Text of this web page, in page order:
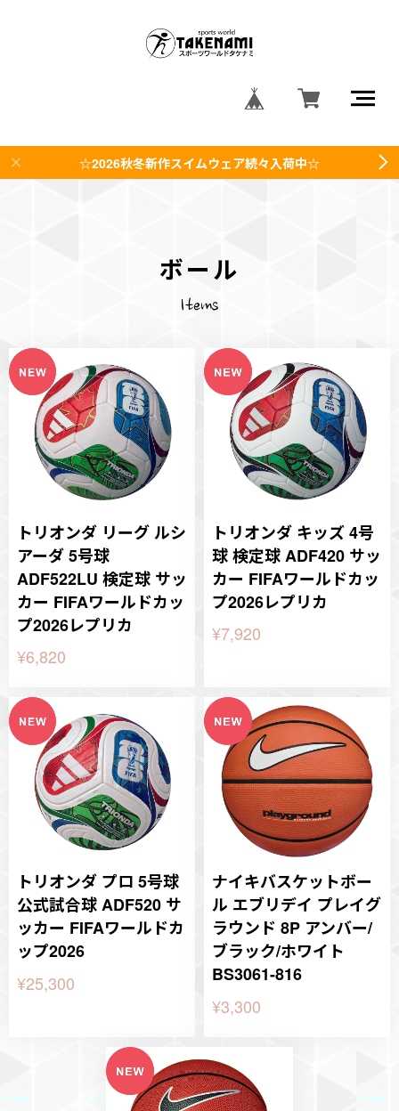
☆2026秋冬新作スイムウェア続々入荷中☆
ボール
Items
トリオンダ リーグ ルシ
アーダ 5号球
ADF522LU 検定球 サッ
カー FIFAワールドカッ
プ2026レプリカ
¥6,820
トリオンダ キッズ 4号
球 検定球 ADF420 サッ
カー FIFAワールドカッ
プ2026レプリカ
¥7,920
トリオンダ プロ 5号球
公式試合球 ADF520 サ
ッカー FIFAワールドカ
ップ2026
¥25,300
ナイキバスケットボー
ル エブリデイ プレイグ
ラウンド 8P アンバー/
ブラック/ホワイト
BS3061-816
¥3,300